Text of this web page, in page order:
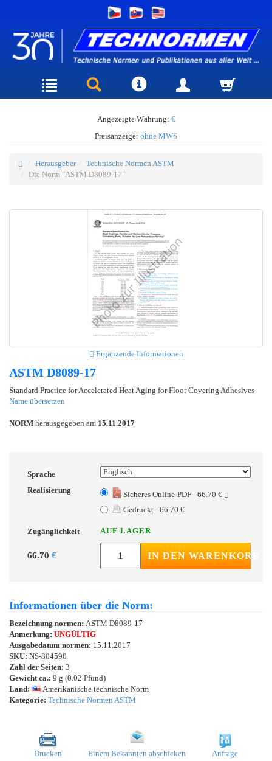
Angezeigte Währung: €
Preisanzeige: ohne MWS
Herausgeber
Technische Normen ASTM
Die Norm "ASTM D8089-17"
Ergänzende Informationen
ASTM D8089-17
Standard Practice for Accelerated Heat Aging for Floor Covering Adhesives
Name übersetzen
NORM herausgegeben am 15.11.2017
Sprache
Realisierung
Sicheres Online-PDF - 66.70 €
Gedruckt - 66.70 €
Zugänglichkeit AUF LAGER
66.70 € IN DEN WARENKORB
Informationen über die Norm:
Bezeichnung normen: ASTM D8089-17
Anmerkung: UNGÜLTIG
Ausgabedatum normen: 15.11.2017
SKU: NS-804590
Zahl der Seiten: 3
Gewicht ca.: 9 g (0.02 Pfund)
Land:
Amerikanische technische Norm
Kategorie: Technische Normen ASTM
Drucken Einem Bekannten abschicken Anfrage